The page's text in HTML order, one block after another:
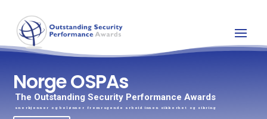
Norge OSPAs
The Outstanding Security Performance Awards
anerkjenner og belønner fremragende arbeid innen sikkerhet og sikring